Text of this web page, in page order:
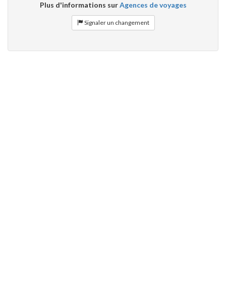
Plus d'informations surAgences de voyages
Signaler un changement